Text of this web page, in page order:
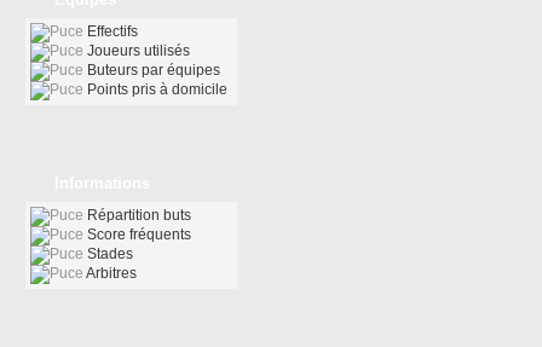
Effectifs
Joueurs utilisés
Buteurs par équipes
Points pris à domicile
Répartition buts
Score fréquents
Stades
Arbitres